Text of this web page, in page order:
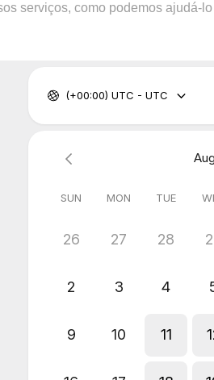
serviços, como podemos ajudá-